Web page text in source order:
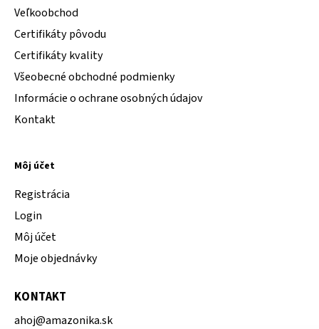
Veľkoobchod
Certifikáty pôvodu
Certifikáty kvality
Všeobecné obchodné podmienky
Informácie o ochrane osobných údajov
Kontakt
Môj účet
Registrácia
Login
Môj účet
Moje objednávky
KONTAKT
ahoj@amazonika.sk